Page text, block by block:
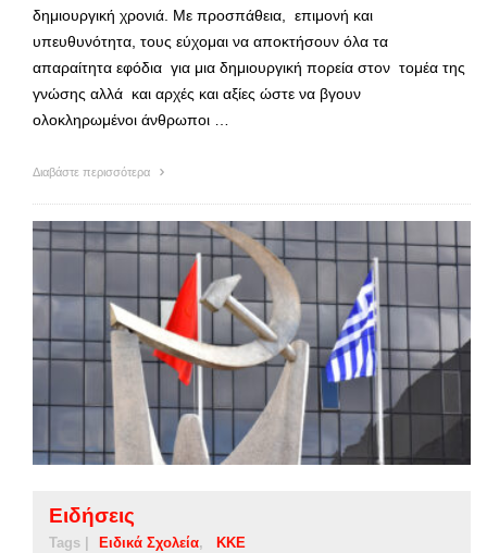
δημιουργική χρονιά. Με προσπάθεια, επιμονή και
υπευθυνότητα, τους εύχομαι να αποκτήσουν όλα τα
απαραίτητα εφόδια για μια δημιουργική πορεία στον τομέα της
γνώσης αλλά και αρχές και αξίες ώστε να βγουν
ολοκληρωμένοι άνθρωποι …
Διαβάστε περισσότερα
Ειδήσεις
Tags | Ειδικά Σχολεία ΚΚΕ